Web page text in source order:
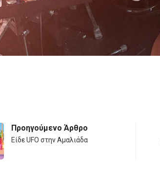
Προηγούμενο Άρθρο
Είδε UFO στην Αμαλιάδα